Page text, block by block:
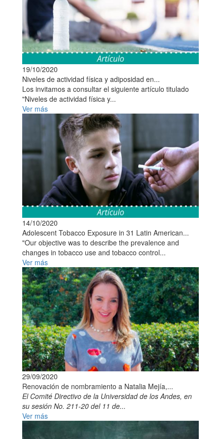
19/10/2020
Niveles de actividad física y adiposidad en...
Los invitamos a consultar el siguiente artículo titulado
"Niveles de actividad física y...
Ver más
14/10/2020
Adolescent Tobacco Exposure in 31 Latin American...
"Our objective was to describe the prevalence and
changes in tobacco use and tobacco control...
Ver más
29/09/2020
Renovación de nombramiento a Natalia Mejía,...
El Comité Directivo de la Universidad de los Andes, en
su sesión No. 211-20 del 11 de...
Ver más